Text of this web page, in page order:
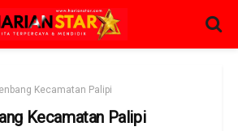
Kecamatan Palipi
Kecamatan Palipi